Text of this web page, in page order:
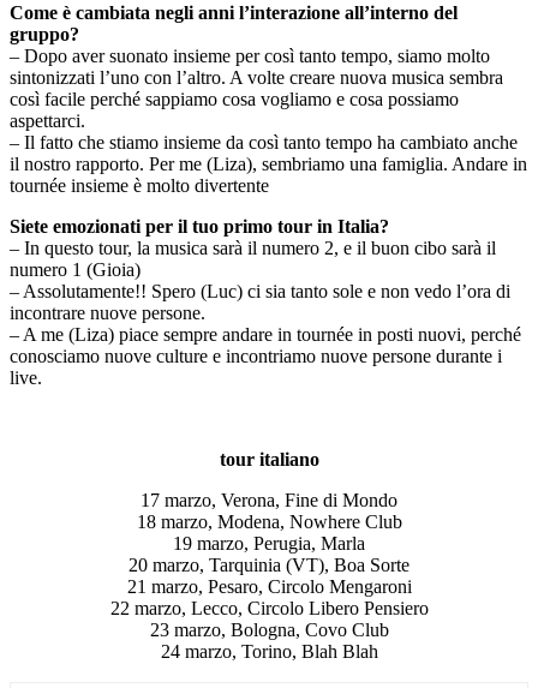
Come è cambiata negli anni l’interazione all’interno del
gruppo?
– Dopo aver suonato insieme per così tanto tempo, siamo molto
sintonizzati l’uno con l’altro. A volte creare nuova musica sembra
così facile perché sappiamo cosa vogliamo e cosa possiamo
aspettarci.
– Il fatto che stiamo insieme da così tanto tempo ha cambiato anche
il nostro rapporto. Per me (Liza), sembriamo una famiglia. Andare in
tournée insieme è molto divertente
Siete emozionati per il tuo primo tour in Italia?
– In questo tour, la musica sarà il numero 2, e il buon cibo sarà il
numero 1 (Gioia)
– Assolutamente!! Spero (Luc) ci sia tanto sole e non vedo l’ora di
incontrare nuove persone.
– A me (Liza) piace sempre andare in tournée in posti nuovi, perché
conosciamo nuove culture e incontriamo nuove persone durante i
live.
tour italiano
17 marzo, Verona, Fine di Mondo
18 marzo, Modena, Nowhere Club
19 marzo, Perugia, Marla
20 marzo, Tarquinia (VT), Boa Sorte
21 marzo, Pesaro, Circolo Mengaroni
22 marzo, Lecco, Circolo Libero Pensiero
23 marzo, Bologna, Covo Club
24 marzo, Torino, Blah Blah